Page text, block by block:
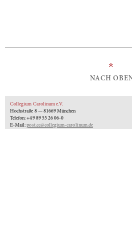
»
NACH
Collegium Carolinum e.V.
Hochstraße 8 — 81669 München
Telefon: +49 89 55 26 06-0
E-Mail:post.cc@collegium-carolinum.de